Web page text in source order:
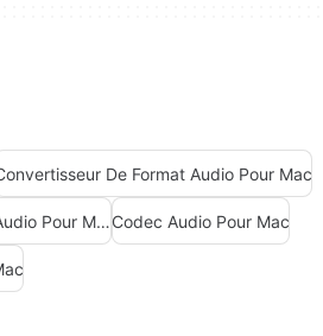
De Format Audio Pour Mac
Logiciel D'enregistrement Audio Pour MacCodec Audio Pour Mac